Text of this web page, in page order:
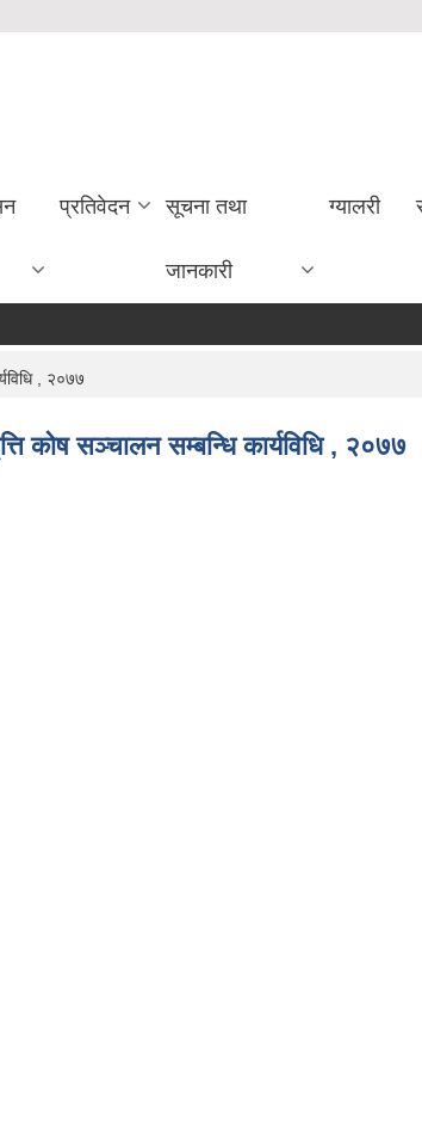
प्रतिवेदन सूचना तथा
जानकारी
ग्यालरी
, २०७७
कोष सञ्चालन सम्बन्धि कार्यविधि , २०७७